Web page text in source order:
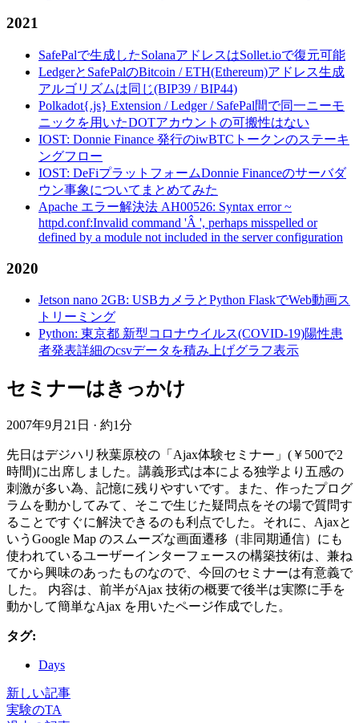
2021
SafePalで生成したSolanaアドレスはSollet.ioで復元可能
LedgerとSafePalのBitcoin / ETH(Ethereum)アドレス生成
アルゴリズムは同じ(BIP39 / BIP44)
Polkadot{.js} Extension / Ledger / SafePal間で同一ニーモ
ニックを用いたDOTアカウントの可搬性はない
IOST: Donnie Finance 発行のiwBTCトークンのステーキ
ングフロー
IOST: DeFiプラットフォームDonnie Financeのサーバダ
ウン事象についてまとめてみた
Apache エラー解決法 AH00526: Syntax error ~
httpd.conf:Invalid command 'Â ', perhaps misspelled or
defined by a module not included in the server configuration
2020
Jetson nano 2GB: USBカメラとPython FlaskでWeb動画ス
トリーミング
Python: 東京都 新型コロナウイルス(COVID-19)陽性患
者発表詳細のcsvデータを積み上げグラフ表示
セミナーはきっかけ
2007年9月21日 · 約1分
先日はデジハリ秋葉原校の「Ajax体験セミナー」(￥500で2
時間)に出席しました。講義形式は本による独学より五感の
刺激が多い為、記憶に残りやすいです。また、作ったプログ
ラムを動かしてみて、そこで生じた疑問点をその場で質問す
ることですぐに解決できるのも利点でした。それに、Ajaxと
いうGoogle Map のスムーズな画面遷移（非同期通信）にも
使われているユーザーインターフェースの構築技術は、兼ね
てから興味のあったものなので、今回のセミナーは有意義で
した。 内容は、前半がAjax 技術の概要で後半は実際に手を
動かして簡単なAjax を用いたページ作成でした。
タグ:
Days
新しい記事
実験のTA